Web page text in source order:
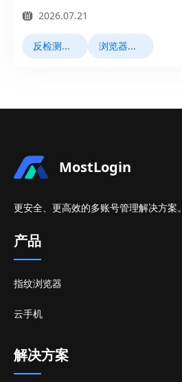
2026.07.21
反检测浏览器 浏览器指纹
MostLogin
更安全、更高效的多账号管理解决方案。
产品
指纹浏览器
云手机
解决方案